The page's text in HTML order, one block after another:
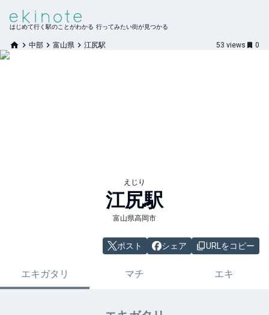
はじめて行く駅のことがわかる 行ってみたい街が見つかる
中部 富山県 江尻駅 53 views 0
えじり
江尻駅
富山県高岡市
ポスト シェア URLをコピー
エキガタリ マチ エキ